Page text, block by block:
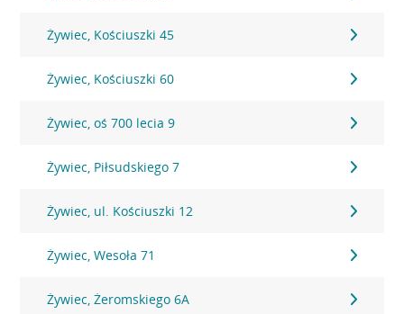
Żywiec, Kościuszki 45
Żywiec, Kościuszki 60
Żywiec, oś 700 lecia 9
Żywiec, Piłsudskiego 7
Żywiec, ul. Kościuszki 12
Żywiec, Wesoła 71
Żywiec, Żeromskiego 6A